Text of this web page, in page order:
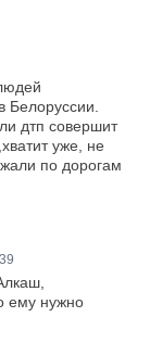
Белоруссии.
дтп совершит
уже, не
по дорогам
ему нужно